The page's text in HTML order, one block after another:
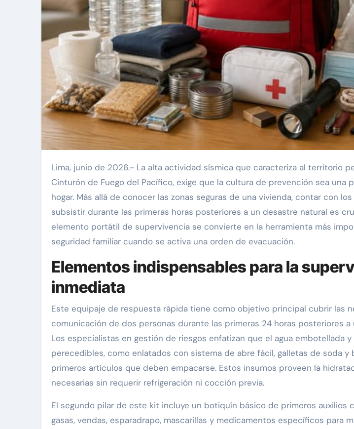
Lima, junio de 2026.- La alta actividad sísmica que caracteriza al territorio peruano, ubicado en el
Cinturón de Fuego del Pacífico, exige que la cultura de prevención sea una
hogar. Más allá de conocer las zonas seguras de una vivienda, contar con
subsistir durante las primeras horas posteriores a un desastre natural es
elemento portátil de supervivencia se convierte en la herramienta más
seguridad familiar cuando se activa una orden de evacuación.
Elementos indispensables para la
inmediata
Este equipaje de respuesta rápida tiene como objetivo principal cubrir las
comunicación de dos personas durante las primeras 24 horas posteriores a
Los especialistas en gestión de riesgos enfatizan que el agua embotellada
perecedibles, como enlatados con sistema de abre fácil, galletas de soda y
primeros artículos que deben empacarse. Estos insumos proveen la
necesarias sin requerir refrigeración ni cocción previa.
El segundo pilar de este kit incluye un botiquín básico de primeros auxilios
gasas, vendas, esparadrapo, mascarillas y medicamentos específicos para